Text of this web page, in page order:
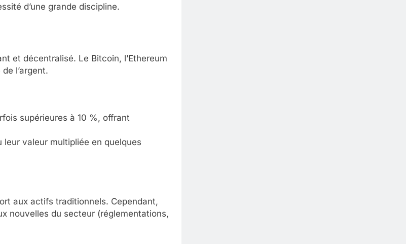
d’une grande discipline.
et décentralisé. Le Bitcoin, l’Ethereum
l’argent.
supérieures à 10 %, offrant
valeur multipliée en quelques
aux actifs traditionnels. Cependant,
nouvelles du secteur (réglementations,